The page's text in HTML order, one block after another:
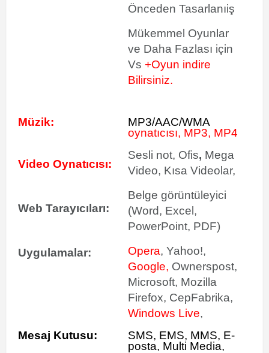
Önceden Tasarlanıiş
Mükemmel Oyunlar
ve Daha Fazlası için
Vs +Oyun indire
Bilirsiniz.
Müzik:
Video Oynatıcısı:
Web Tarayıcıları:
Uygulamalar:
MP3/AAC/WMA
oynatıcısı, MP3, MP4
Sesli not, Ofis, Mega
Video, Kısa Videolar,
Belge görüntüleyici
(Word, Excel,
PowerPoint, PDF)
Opera, Yahoo!,
Google, Ownerspost,
Microsoft, Mozilla
Firefox, CepFabrika,
Windows Live,
Mesaj Kutusu:
SMS, EMS, MMS, E-
posta, Multi Media,